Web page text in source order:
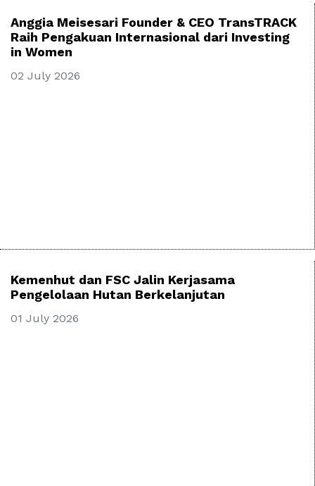
Anggia Meisesari Founder & CEO TransTRACK
Raih Pengakuan Internasional dari Investing
in Women
02 July 2026
Kemenhut dan FSC Jalin Kerjasama
Pengelolaan Hutan Berkelanjutan
01 July 2026